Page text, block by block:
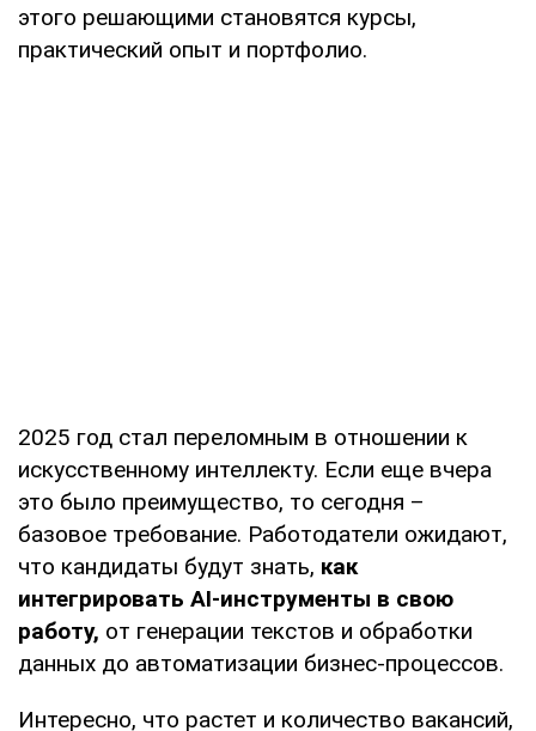
этого решающими становятся курсы,
практический опыт и портфолио.
2025 год стал переломным в отношении к
искусственному интеллекту. Если еще вчера
это было преимущество, то сегодня –
базовое требование. Работодатели ожидают,
что кандидаты будут знать, как
интегрировать AI-инструменты в свою
работу, от генерации текстов и обработки
данных до автоматизации бизнес-процессов.
Интересно, что растет и количество вакансий,